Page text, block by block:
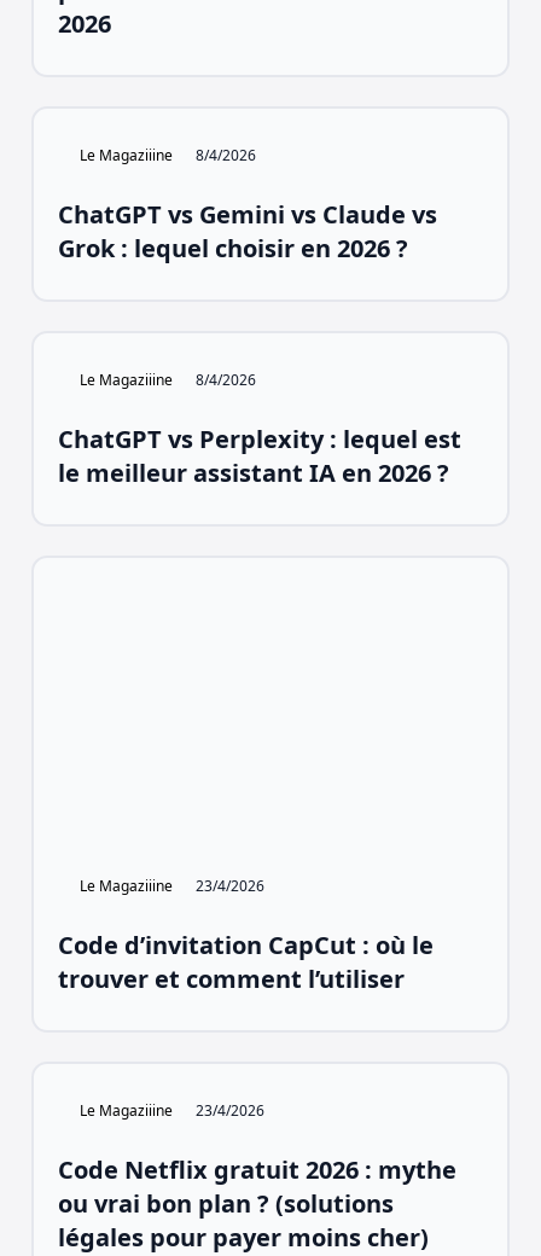
2026
Le Magaziiine 8/4/2026
ChatGPT vs Gemini vs Claude vs
Grok : lequel choisir en 2026 ?
Le Magaziiine 8/4/2026
ChatGPT vs Perplexity : lequel est
le meilleur assistant IA en 2026 ?
Le Magaziiine 23/4/2026
Code d’invitation CapCut : où le
trouver et comment l’utiliser
Le Magaziiine 23/4/2026
Code Netflix gratuit 2026 : mythe
ou vrai bon plan ? (solutions
légales pour payer moins cher)